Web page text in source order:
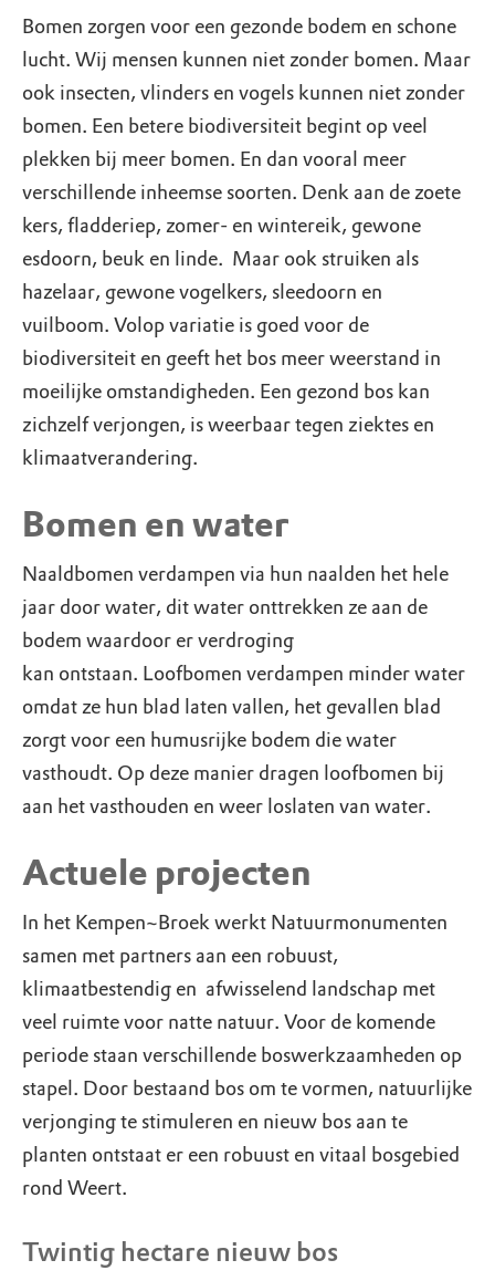
Bomen zorgen voor een gezonde bodem en schone
lucht. Wij mensen kunnen niet zonder bomen. Maar
ook insecten, vlinders en vogels kunnen niet zonder
bomen. Een betere biodiversiteit begint op veel
plekken bij meer bomen. En dan vooral meer
verschillende inheemse soorten. Denk aan de zoete
kers, fladderiep, zomer- en wintereik, gewone
esdoorn, beuk en linde. Maar ook struiken als
hazelaar, gewone vogelkers, sleedoorn en
vuilboom. Volop variatie is goed voor de
biodiversiteit en geeft het bos meer weerstand in
moeilijke omstandigheden. Een gezond bos kan
zichzelf verjongen, is weerbaar tegen ziektes en
klimaatverandering.
Bomen en water
Naaldbomen verdampen via hun naalden het hele
jaar door water, dit water onttrekken ze aan de
bodem waardoor er verdroging
kan ontstaan. Loofbomen verdampen minder water
omdat ze hun blad laten vallen, het gevallen blad
zorgt voor een humusrijke bodem die water
vasthoudt. Op deze manier dragen loofbomen bij
aan het vasthouden en weer loslaten van water.
Actuele projecten
In het Kempen~Broek werkt Natuurmonumenten
samen met partners aan een robuust,
klimaatbestendig en afwisselend landschap met
veel ruimte voor natte natuur. Voor de komende
periode staan verschillende boswerkzaamheden op
stapel. Door bestaand bos om te vormen, natuurlijke
verjonging te stimuleren en nieuw bos aan te
planten ontstaat er een robuust en vitaal bosgebied
rond Weert.
Twintig hectare nieuw bos